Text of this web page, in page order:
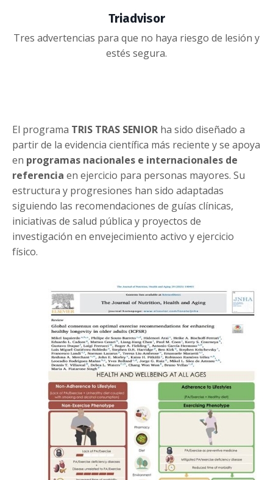
Triadvisor
Tres advertencias para que no haya riesgo de lesión y
estés segura.
El programa TRIS TRAS SENIOR ha sido diseñado a
partir de la evidencia científica más reciente y se apoya
en programas nacionales e internacionales de
referencia en ejercicio para personas mayores. Su
estructura y progresiones han sido adaptadas
siguiendo las recomendaciones de guías clínicas,
iniciativas de salud pública y proyectos de
investigación en envejecimiento activo y ejercicio
físico.